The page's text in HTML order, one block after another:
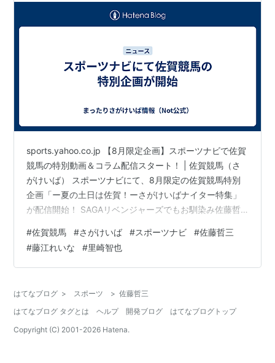
sports.yahoo.co.jp 【8月限定企画】スポーツナビで佐賀
競馬の特別動画＆コラム配信スタート！ | 佐賀競馬（さ
がけいば） スポーツナビにて、8月限定の佐賀競馬特別
企画「ー夏の土日は佐賀！ーさがけいばナイター特集」
が配信開始！ SAGAリベンジャーズでもお馴染み佐藤哲
里崎智也さんに佐賀競馬の魅力を伝える動画企画「さが
けいばをがばい楽しむ座談会」や、佐賀競馬の魅力・攻
略法に迫る特別コラムなどが公開されています！ 動画企
ぞ 地方競馬！記憶に残る名馬 オグリキャップ ハルウラ
ラ も振…
#佐賀競馬 #さがけいば #スポーツナビ #佐藤哲三
#藤江れいな #里崎智也
はてなブログ > スポーツ > 佐藤哲三
はてなブログ タグとは
ヘルプ 開発ブログ
はてなブログトップ
Copyright (C) 2001-2026 Hatena.